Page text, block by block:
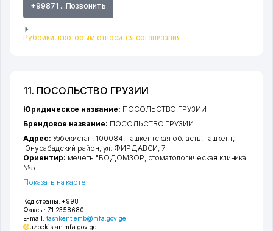
+99871 ...Позвонить
Рубрики, к которым относится организация
11. ПОСОЛЬСТВО ГРУЗИИ
Код страны: +998
Факсы: 71 2358680
E-mail: tashkent.emb@mfa.gov.ge
uzbekistan.mfa.gov.ge
Юридическое название: ПОСОЛЬСТВО ГРУЗИИ
Брендовое название: ПОСОЛЬСТВО ГРУЗИИ
Адрес: Узбекистан, 100084, Ташкентская область, Ташкент,
Юнусабадский район,ул. ФИРДАВСИ, 7
Ориентир: мечеть "БОДОМЗОР, стоматологическая клиника
№5
Показать на карте